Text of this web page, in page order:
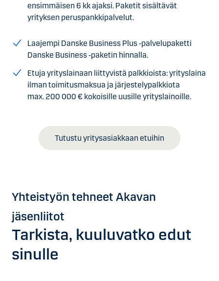
ensimmäisen 6 kk ajaksi. Paketit sisältävät
yrityksen peruspankkipalvelut.
Laajempi Danske Business Plus ‑palvelupaketti
Danske Business ‑paketin hinnalla.
Etuja yrityslainaan liittyvistä palkkioista: yrityslaina
ilman toimitusmaksua ja järjestelypalkkiota
max. 200 000 € kokoisille uusille yrityslainoille.
Tutustu yritysasiakkaan etuihin
Yhteistyön tehneet Akavan
jäsenliitot
Tarkista, kuuluvatko edut
sinulle